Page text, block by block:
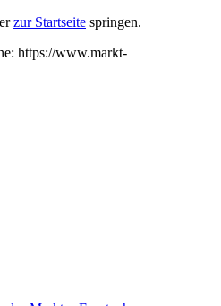
zur Startseite springen.
https://www.markt-